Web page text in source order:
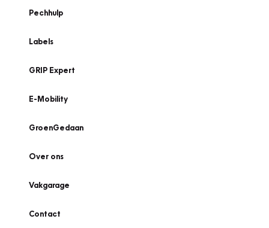
Pechhulp
Labels
GRIP Expert
E-Mobility
GroenGedaan
Over ons
Vakgarage
Contact